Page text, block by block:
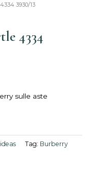
3930/13
4334
sulle aste
Tag: Burberry